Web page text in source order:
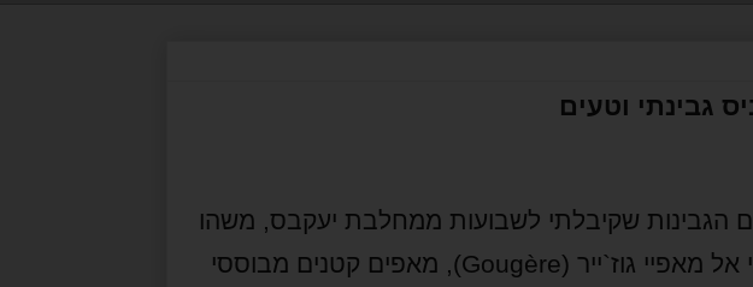
גבינתי וטעים
הגבינות שקיבלתי לשבועות ממחלבת יעקבס, משהו
מאפיי גוז`ייר (Gougère), מאפים קטנים מבוססי